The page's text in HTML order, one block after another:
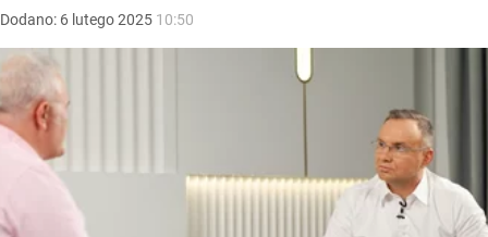
Dodano: 6 lutego2025 10:50